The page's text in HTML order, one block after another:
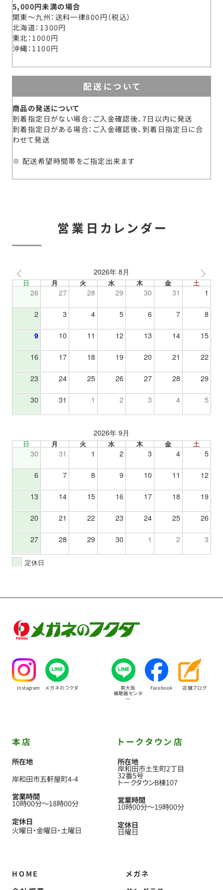
5,000円未満の場合
関東～九州 送料一律800円（税込）
北海道 1300円
東北 1000円
沖縄 1100円
配送について
商品の発送について
到着指定日がない場合：ご入金確認後、7日以内に発送
到着指定日がある場合：ご入金確認後、到着日指定日に合
わせて発送
配送希望時間帯をご指定出来ます
営業日カレンダー
2026年 8月
日 月 火 水 木 金 土
26 27 28 29 30 31 1
2 3 4 5 6 7 8
9 10 11 12 13 14 15
16 17 18 19 20 21 22
23 24 25 26 27 28 29
30 31 1 2 3 4 5
2026年 9月
日 月 火 水 木 金 土
30 31 1 2 3 4 5
6 7 8 9 10 11 12
13 14 15 16 17 18 19
20 21 22 23 24 25 26
27 28 29 30 1 2 3
定休日
Instagram メガネのフクダ 南大阪
補聴器センタ
ー
Facebook 店舗ブログ
本店
所在地
岸和田市五軒屋町4-4
営業時間
10時00分〜18時00分
定休日
火曜日 金曜日 土曜日
トークタウン店
所在地
岸和田市土生町2丁目
32番5号
トークタウンB棟107
営業時間
10時00分〜19時00分
定休日
日曜日
HOME
メガネ